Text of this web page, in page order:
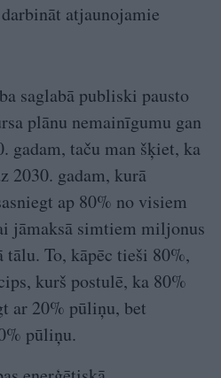
atjaunojamie
saglabā publiski pausto
plānu nemainīgumu gan
gadam, taču man šķiet, ka
2030. gadam, kurā
ap 80% no visiem
jāmaksā simtiem miljonus
To, kāpēc tieši 80%,
kurš postulē, ka 80%
ar 20% pūliņu, bet
pūliņu.